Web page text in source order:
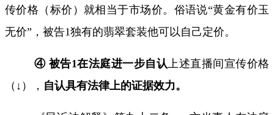
传价格（标价）就相当于市场价。俗语说“黄金有价玉
无价”，被告1独有的翡翠套装他可以自己定价。
④ 被告1在法庭进一步自认 上述直播间宣传价格
（↓）
， 自认具有法律上的证据效力。